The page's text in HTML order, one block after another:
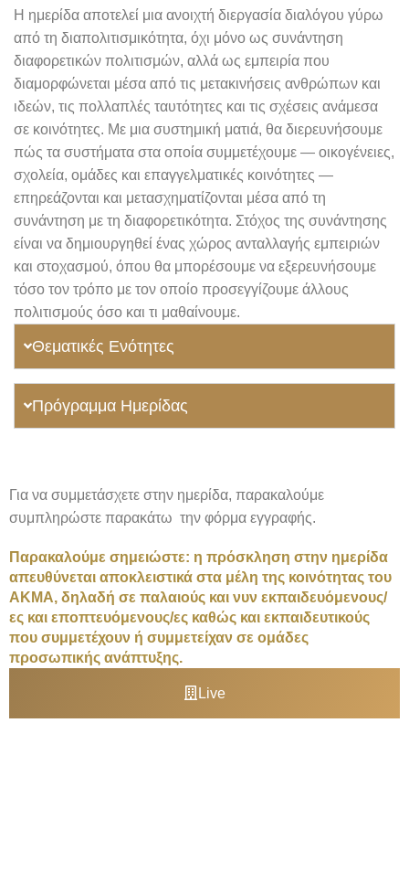
Η ημερίδα αποτελεί μια ανοιχτή διεργασία διαλόγου γύρω
από τη διαπολιτισμικότητα, όχι μόνο ως συνάντηση
διαφορετικών πολιτισμών, αλλά ως εμπειρία που
διαμορφώνεται μέσα από τις μετακινήσεις ανθρώπων και
ιδεών, τις πολλαπλές ταυτότητες και τις σχέσεις ανάμεσα
σε κοινότητες. Με μια συστημική ματιά, θα διερευνήσουμε
πώς τα συστήματα στα οποία συμμετέχουμε — οικογένειες,
σχολεία, ομάδες και επαγγελματικές κοινότητες —
επηρεάζονται και μετασχηματίζονται μέσα από τη
συνάντηση με τη διαφορετικότητα. Στόχος της συνάντησης
είναι να δημιουργηθεί ένας χώρος ανταλλαγής εμπειριών
και στοχασμού, όπου θα μπορέσουμε να εξερευνήσουμε
τόσο τον τρόπο με τον οποίο προσεγγίζουμε άλλους
πολιτισμούς όσο και τι μαθαίνουμε.
Θεματικές Ενότητες
Πρόγραμμα Ημερίδας
Για να συμμετάσχετε στην ημερίδα, παρακαλούμε
συμπληρώστε παρακάτω την φόρμα εγγραφής.
Παρακαλούμε σημειώστε: η πρόσκληση στην ημερίδα
απευθύνεται αποκλειστικά στα μέλη της κοινότητας του
ΑΚΜΑ, δηλαδή σε παλαιούς και νυν εκπαιδευόμενους/
ες και εποπτευόμενους/ες καθώς και εκπαιδευτικούς
που συμμετέχουν ή συμμετείχαν σε ομάδες
προσωπικής ανάπτυξης.
Live